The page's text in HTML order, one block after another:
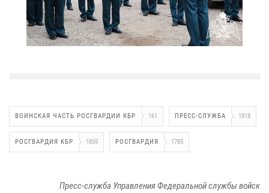
ВОИНСКАЯ ЧАСТЬ РОСГВАРДИИ КБР 161 ПРЕСС-СЛУЖБА 1818
РОСГВАРДИЯ КБР 1859 РОСГВАРДИЯ 1785
Пресс-служба Управления Федеральной службы войск